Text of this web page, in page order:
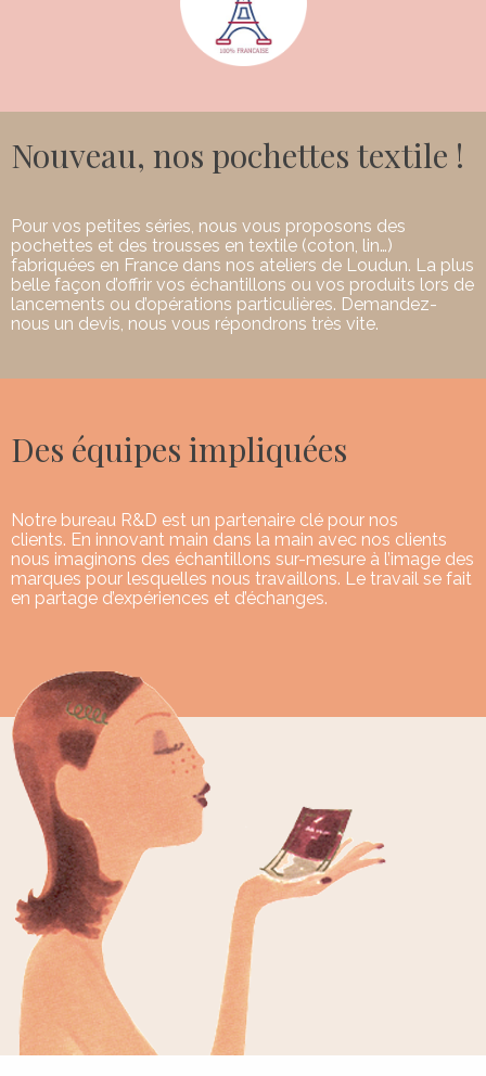
Nouveau, nos pochettes textile !
Pour vos petites séries, nous vous proposons des
pochettes et des trousses en textile (coton, lin…)
fabriquées en France dans nos ateliers de Loudun. La plus
belle façon d’offrir vos échantillons ou vos produits lors de
lancements ou d’opérations particulières. Demandez-
nous un devis, nous vous répondrons très vite.
Des équipes impliquées
Notre bureau R&D est un partenaire clé pour nos
clients. En innovant main dans la main avec nos clients
nous imaginons des échantillons sur-mesure à l’image des
marques pour lesquelles nous travaillons. Le travail se fait
en partage d’expériences et d’échanges.